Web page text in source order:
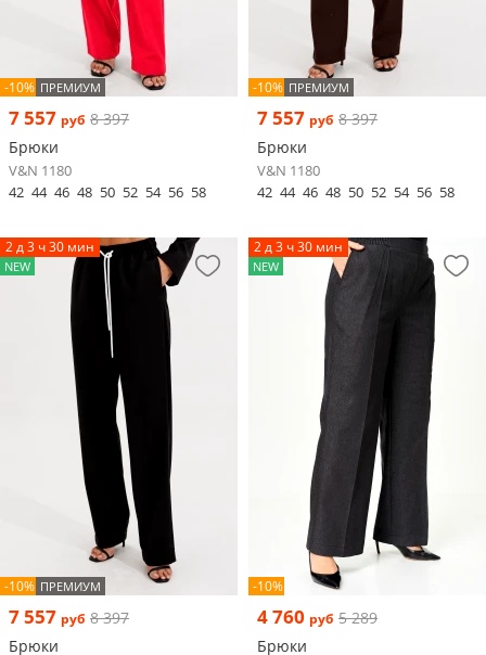
-10% ПРЕМИУМ
7 557 руб 8 397
Брюки
V&N 1180
42 44 46 48 50 52 54 56 58
-10% ПРЕМИУМ
7 557 руб 8 397
Брюки
V&N 1180
42 44 46 48 50 52 54 56 58
2 д 3 ч 30 мин
NEW
-10% ПРЕМИУМ
7 557 руб 8 397
Брюки
2 д 3 ч 30 мин
NEW
-10%
4 760 руб 5 289
Брюки